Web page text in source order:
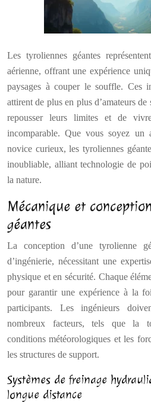
Les tyroliennes géantes
aérienne, offrant une expérience
paysages à couper le souffle. Ces
attirent de plus en plus d’amateurs
repousser leurs limites et de
incomparable. Que vous soyez un
novice curieux, les tyroliennes
inoubliable, alliant technologie de
la nature.
Mécanique et
géantes
La conception d’une tyrolienne
d’ingénierie, nécessitant une
physique et en sécurité. Chaque
pour garantir une expérience à la
participants. Les ingénieurs
nombreux facteurs, tels que la
conditions météorologiques et les
les structures de support.
Systèmes de freinage
longue distance